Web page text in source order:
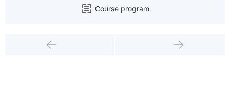
Course program